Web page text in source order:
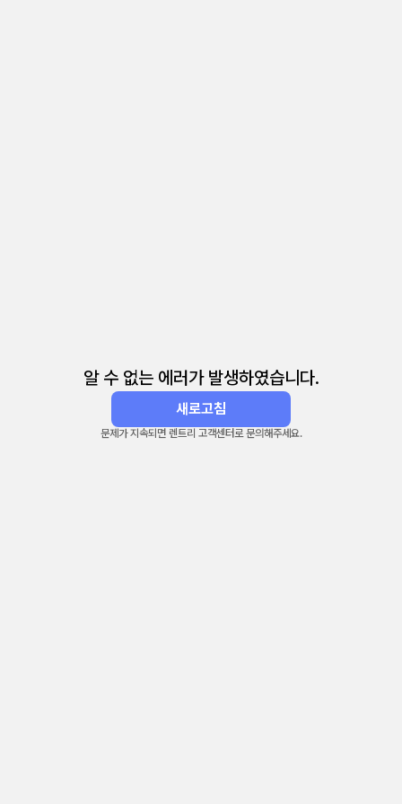
알 수 없는 에러가 발생하였습니다.
새로고침
문제가 지속되면 렌트리 고객센터로 문의해주세요.